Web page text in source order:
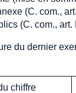
(C. com.,
(C. com., art.
du dernier
chiffre